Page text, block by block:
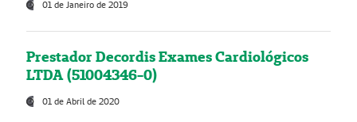
01 de Janeiro de 2019
Prestador Decordis Exames Cardiológicos
LTDA (51004346-0)
01 de Abril de 2020